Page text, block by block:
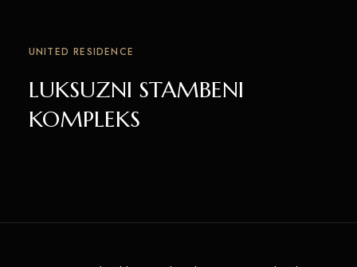
UNITED RESIDENCE
LUKSUZNI STAMBENI
KOMPLEKS